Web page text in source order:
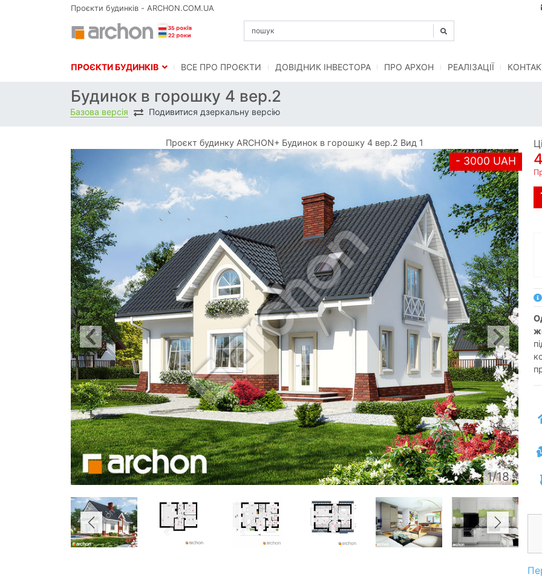
Проєкти будинків - ARCHON.COM.UA
ПРОЄКТИ БУДИНКІВ BСЕ ПРО ПРОЄКТИ ДОВІДНИК ІНВЕСТОРА ПРО АРХОН РЕАЛІЗАЦІЇ
Будинок в горошку 4 вер.2
Базова версія Подивитися дзеркальну версію
Проєкт будинку ARCHON+ Будинок в горошку 4 вер.2 Вид 1
- 3000 UAH
1/18
односімейний котедж одноповерховий з